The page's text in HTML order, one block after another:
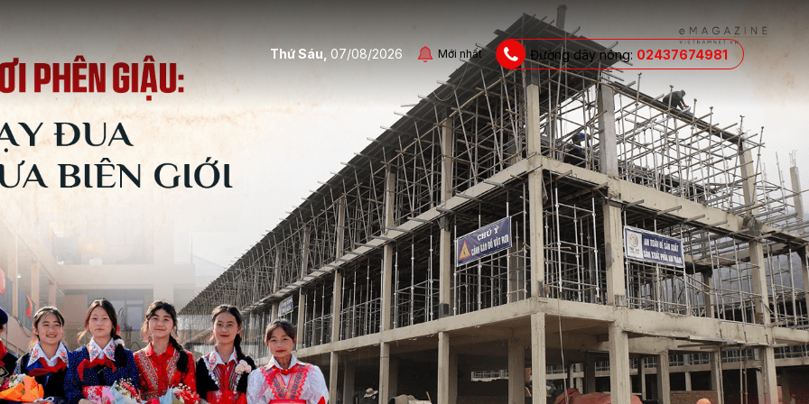
Thứ Sáu, 07/08/2026 Mới nhất Đường dây nóng: 02437674981
luận
Hủy Gửi